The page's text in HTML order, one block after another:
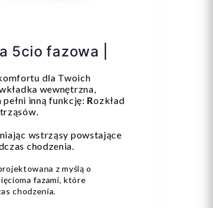
5cio fazowa |
dla Twoich
wewnętrzna,
inną funkcję: Rozkład
wstrząsy powstające
chodzenia.
z myślą o
fazami, które
chodzenia.